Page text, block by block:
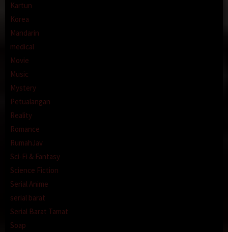
Kartun
Korea
Mandarin
medical
Movie
Music
Mystery
Petualangan
Reality
Romance
RumahJav
Sci-Fi & Fantasy
Science Fiction
Serial Anime
serial barat
Serial Barat Tamat
Soap